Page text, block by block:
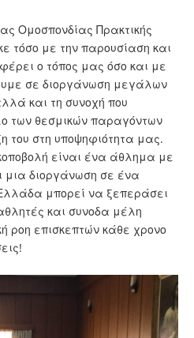
Ομοσπονδίας Πρακτικής
τόσο με την παρουσίαση και
ο τόπος μας όσο και με
σε διοργάνωση μεγάλων
και τη συνοχή που
των θεσμικών παραγόντων
του στη υποψηφιότητα μας.
είναι ένα άθλημα με
μια διοργάνωση σε ένα
μπορεί να ξεπεράσει
και συνοδα μέλη
ροη επισκεπτών κάθε χρονο